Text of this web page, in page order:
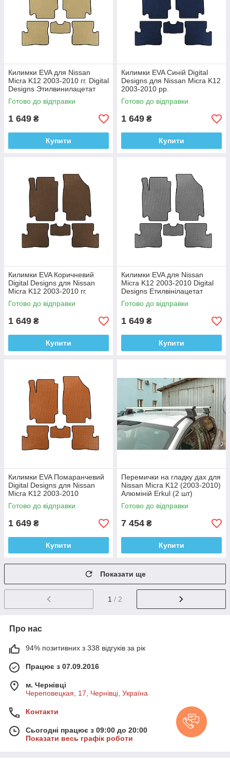
Килимки EVA для Nissan
Micra K12 2003-2010 гг. Digital
Designs Этилвинилацетат
Готово до відправки
1 649 ₴
Купити
Килимки EVA Синій Digital
Designs для Nissan Micra K12
2003-2010 рр.
Етилвінілацетат
Готово до відправки
1 649 ₴
Купити
Килимки EVA Коричневий
Digital Designs для Nissan
Micra K12 2003-2010 гг.
Этилвинилацетат
Готово до відправки
1 649 ₴
Купити
Килимки EVA для Nissan
Micra K12 2003-2010 Digital
Designs Етилвінілацетат
Готово до відправки
1 649 ₴
Купити
Килимки EVA Помаранчевий
Digital Designs для Nissan
Micra K12 2003-2010
Этилвинилацетат
Готово до відправки
1 649 ₴
Купити
Перемички на гладку дах для
Nissan Micra K12 (2003-2010)
Алюміній Erkul (2 шт)
Готово до відправки
7 454 ₴
Купити
Показати ще
1 / 2
Про нас
94% позитивних з 338 відгуків за рік
Працює з 07.09.2016
м. Чернівці
Череповецкая, 17, Чернівці, Україна
Контакти
Сьогодні працює з 09:00 до 20:00
Показати весь графік роботи